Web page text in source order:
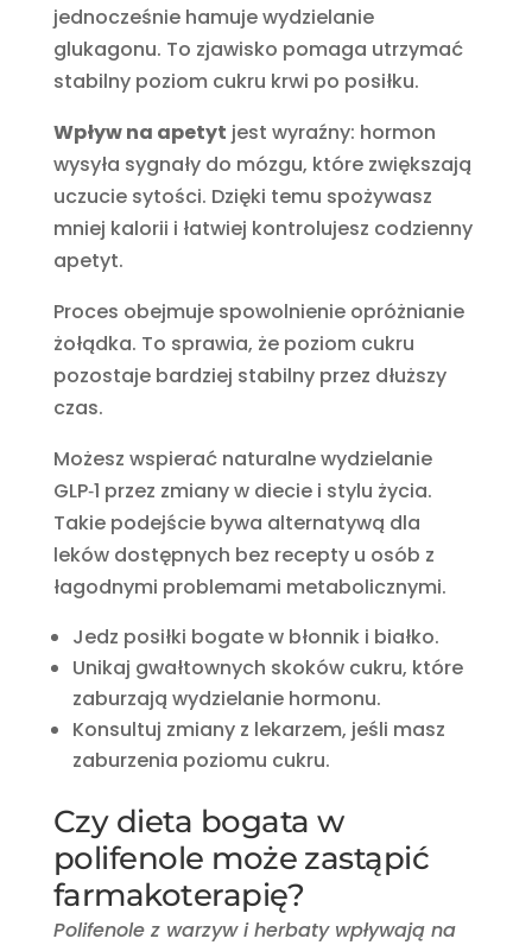
jednocześnie hamuje wydzielanie
glukagonu. To zjawisko pomaga utrzymać
stabilny poziom cukru krwi po posiłku.
Wpływ na apetyt jest wyraźny: hormon
wysyła sygnały do mózgu, które zwiększają
uczucie sytości. Dzięki temu spożywasz
mniej kalorii i łatwiej kontrolujesz codzienny
apetyt.
Proces obejmuje spowolnienie opróżnianie
żołądka. To sprawia, że poziom cukru
pozostaje bardziej stabilny przez dłuższy
czas.
Możesz wspierać naturalne wydzielanie
GLP‑1 przez zmiany w diecie i stylu życia.
Takie podejście bywa alternatywą dla
leków dostępnych bez recepty u osób z
łagodnymi problemami metabolicznymi.
Jedz posiłki bogate w błonnik i białko.
Unikaj gwałtownych skoków cukru, które
zaburzają wydzielanie hormonu.
Konsultuj zmiany z lekarzem, jeśli masz
zaburzenia poziomu cukru.
Czy dieta bogata w
polifenole może zastąpić
farmakoterapię?
Polifenole z warzyw i herbaty wpływają na